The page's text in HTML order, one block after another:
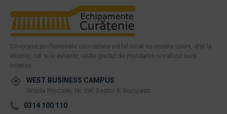
Covorase profesionale concepute astfel incat sa reziste uzurii, atat la
interior, cat si la exterior, unde gradul de murdarire si traficul sunt
intense.
WEST BUSINESS CAMPUS
Strada Preciziei, Nr, 3W, Sector 6, Bucuresti
0314 100 110